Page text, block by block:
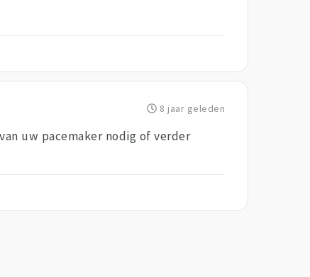
8 jaar geleden
uw pacemaker nodig of verder